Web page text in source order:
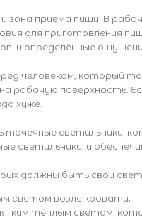
зона приёма пищи. В
для приготовления
и определённые
человеком, который
рабочую поверхность.
хуже.
точечные светильники,
светильники, и
должны быть свои
светом возле кровати;
тёплым светом,